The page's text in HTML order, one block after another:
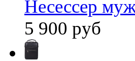
Несессер
5 900 руб